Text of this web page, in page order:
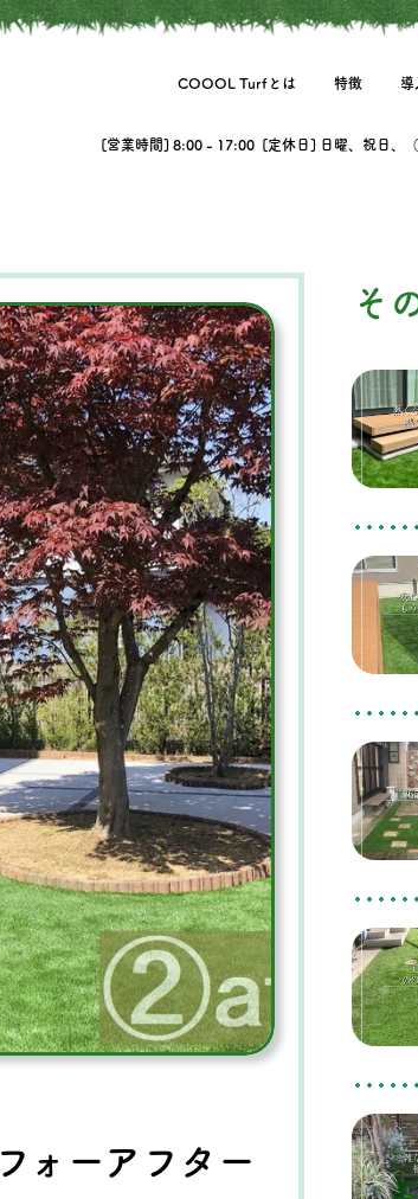
COOOL Turfとは 特徴 導
[営業時間] 8:00 - 17:00 [定休日] 日曜、祝日、（
ォーアフター
そ